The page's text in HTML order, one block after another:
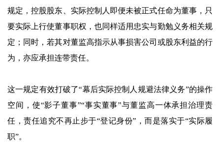
规定，控股股东、实际控制人即便未被正式任命为董事，只
要实际上行使董事职权，也同样适用忠实与勤勉义务相关规
定；同时，若其对董监高指示从事损害公司或股东利益的行
为，亦应承担连带责任。
这一规定有效打破了“幕后实际控制人规避法律义务”的操作
空间，使“影子董事”“事实董事”与董监高一体承担治理责
任，责任追究不再止步于“登记身份”，而是落实于“实际履
职”。